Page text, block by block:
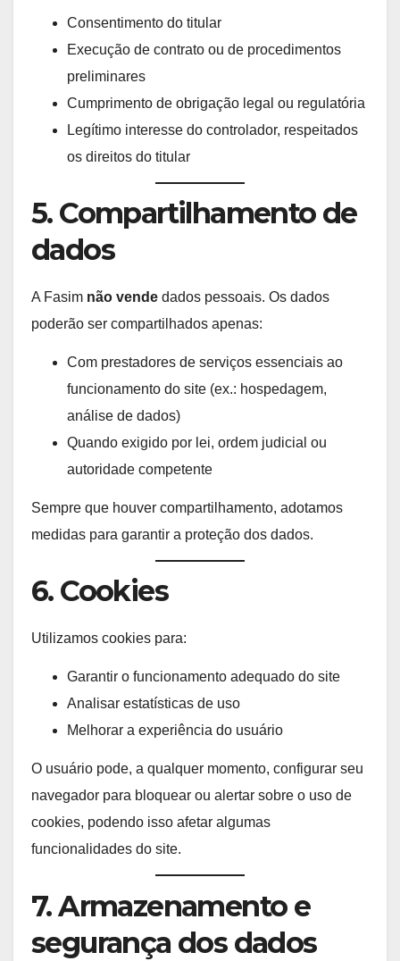
Consentimento do titular
Execução de contrato ou de procedimentos
preliminares
Cumprimento de obrigação legal ou regulatória
Legítimo interesse do controlador, respeitados
os direitos do titular
5. Compartilhamento de
dados
A Fasim não vende dados pessoais. Os dados
poderão ser compartilhados apenas:
Com prestadores de serviços essenciais ao
funcionamento do site (ex.: hospedagem,
análise de dados)
Quando exigido por lei, ordem judicial ou
autoridade competente
Sempre que houver compartilhamento, adotamos
medidas para garantir a proteção dos dados.
6. Cookies
Utilizamos cookies para:
Garantir o funcionamento adequado do site
Analisar estatísticas de uso
Melhorar a experiência do usuário
O usuário pode, a qualquer momento, configurar seu
navegador para bloquear ou alertar sobre o uso de
cookies, podendo isso afetar algumas
funcionalidades do site.
7. Armazenamento e
segurança dos dados